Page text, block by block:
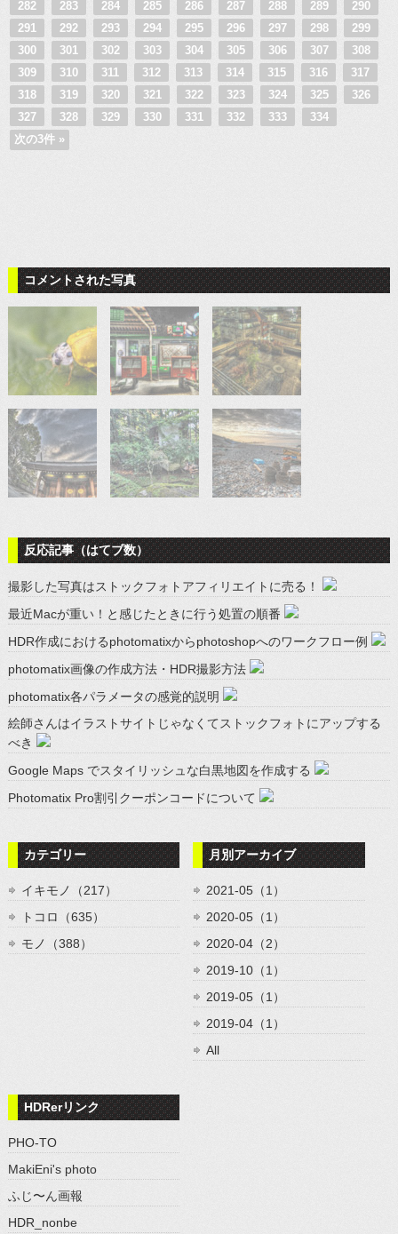
282
283 284 285 286 287 288 289
290
291
292 293 294 295 296 297 298
299
300
301 302 303 304 305 306 307
308
309
310 311 312 313 314 315 316
317
318
319 320 321 322 323 324 325
326
327
328 329 330 331 332 333
334
次の3件 »
コメントされた写真
反応記事（はてブ数）
撮影した写真はストックフォトアフィリエイトに売る！
最近Macが重い！と感じたときに行う処置の順番
HDR作成におけるphotomatixからphotoshopへのワークフロー例
photomatix画像の作成方法・HDR撮影方法
photomatix各パラメータの感覚的説明
絵師さんはイラストサイトじゃなくてストックフォトにアップする
べき
Google Maps でスタイリッシュな白黒地図を作成する
Photomatix Pro割引クーポンコードについて
カテゴリー
イキモノ（217）
トコロ（635）
モノ（388）
月別アーカイブ
2021-05（1）
2020-05（1）
2020-04（2）
2019-10（1）
2019-05（1）
2019-04（1）
All
HDRerリンク
PHO-TO
MakiEni's photo
ふじ〜ん画報
HDR_nonbe